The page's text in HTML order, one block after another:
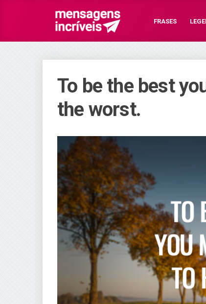
FRASES
To be the best
the worst.